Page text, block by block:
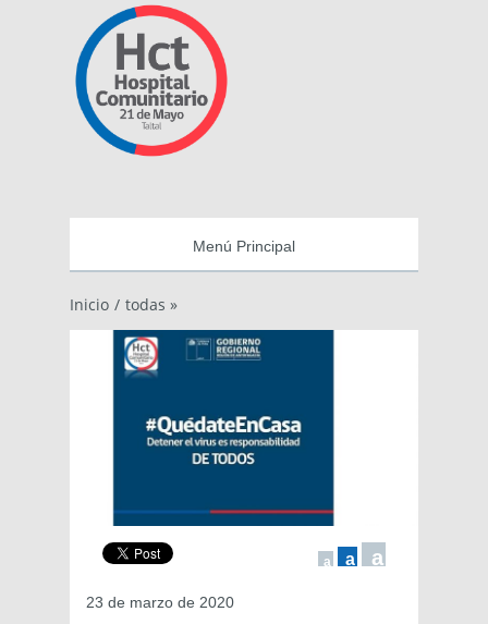
Menú Principal
Inicio / todas »
a a a
23 de marzo de 2020